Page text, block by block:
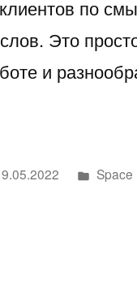
по
Это
и
Space